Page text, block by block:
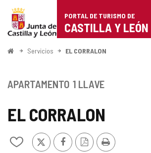
Portal
de
Turismo
Castilla
León
PORTAL DE TURISMO DE
CASTILLA Y LEÓN
InicioServicios EL CORRALON
EL CORRALON
Añadir/quitar
X FacebookVersión
PDF
Imprimir
APARTAMENTO 1 LLAVE